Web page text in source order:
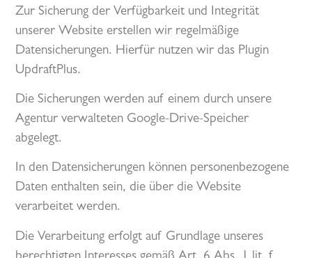
Zur Sicherung der Verfügbarkeit und Integrität
unserer Website erstellen wir regelmäßige
Datensicherungen. Hierfür nutzen wir das Plugin
UpdraftPlus.
Die Sicherungen werden auf einem durch unsere
Agentur verwalteten Google-Drive-Speicher
abgelegt.
In den Datensicherungen können personenbezogene
Daten enthalten sein, die über die Website
verarbeitet werden.
Die Verarbeitung erfolgt auf Grundlage unseres